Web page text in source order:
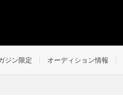
ジン限定 オーディション情報